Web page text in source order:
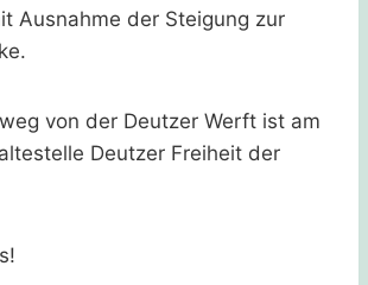
Ausnahme der Steigung zur
von der Deutzer Werft ist am
Deutzer Freiheit der